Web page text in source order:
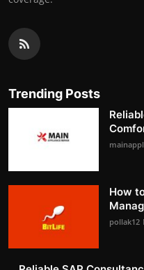
Trending Posts
How
pollak12